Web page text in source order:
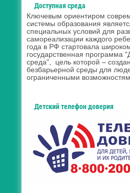
Доступная среда
Ключевым ориентиром
системы образования
специальных условий для
самореализации каждого
года в РФ стартовала
государственная программа
среда", цель которой –
безбарьерной среды для
ограниченными
Детский телефон доверия